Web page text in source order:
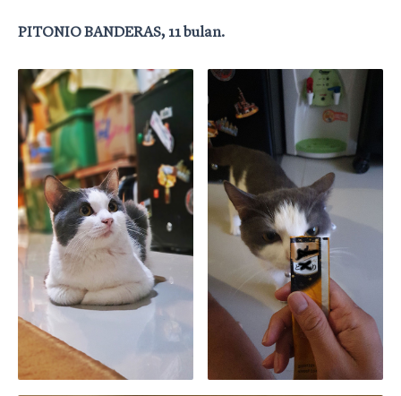
PITONIO BANDERAS, 11 bulan.